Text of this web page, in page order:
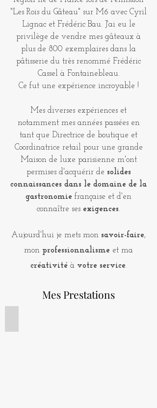
"Les Rois du Gâteau" sur M6 avec Cyril
Lignac et Frédéric Bau. J'ai eu le
privilège de vendre mes gâteaux à
plus de 800 exemplaires dans la
pâtisserie du très renommé Frédéric
Cassel à Fontainebleau.
Ce fut une expérience incroyable !
Mes diverses expériences et
notamment mes années passées en
tant que Directrice de boutique et
Coordinatrice retail pour une grande
Maison de luxe parisienne m'ont
permises d'acquérir de solides
connaissances dans le domaine de la
gastronomie française et d'en
connaître ses exigences.
Aujourd'hui je mets mon savoir-faire,
mon professionnalisme et ma
créativitéà votre service.
Mes Prestations
Photo